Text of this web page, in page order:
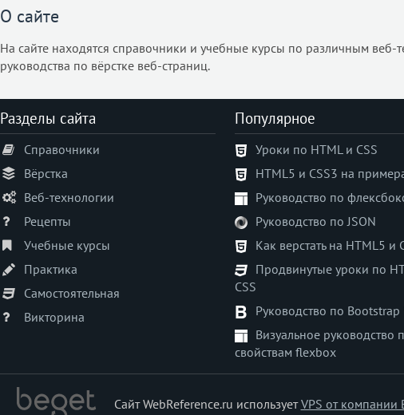
О сайте
На сайте находятся справочники и учебные курсы по различным веб-
руководства по вёрстке веб-страниц.
Разделы сайта
Справочники
Вёрстка
Веб-технологии
Рецепты
Учебные курсы
Практика
Самостоятельная
Викторина
Популярное
Уроки по HTML и CSS
HTML5 и CSS3 на
Руководство по
Руководство по JSON
Как верстать на HTML5 и
Продвинутые уроки по
CSS
Руководство по Bootstrap
Визуальное руководство
свойствам flexbox
Сайт WebReference.ru используетVPS от компании